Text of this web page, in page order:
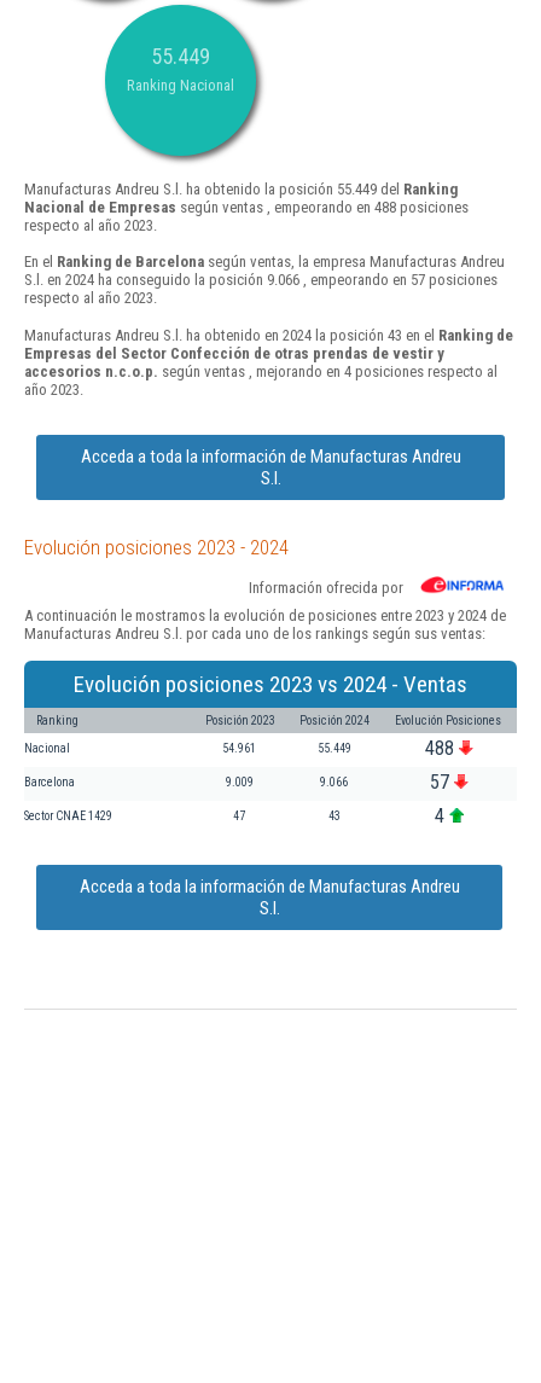
55.449
Ranking Nacional
Manufacturas Andreu S.l. ha obtenido la posición 55.449 del Ranking
Nacional de Empresas según ventas , empeorando en 488 posiciones
respecto al año 2023.
En el Ranking de Barcelona según ventas, la empresa Manufacturas Andreu
S.l. en 2024 ha conseguido la posición 9.066 , empeorando en 57 posiciones
respecto al año 2023.
Manufacturas Andreu S.l. ha obtenido en 2024 la posición 43 en el Ranking de
Empresas del Sector Confección de otras prendas de vestir y
accesorios n.c.o.p. según ventas , mejorando en 4 posiciones respecto al
año 2023.
Acceda a toda la información de Manufacturas Andreu
S.l.
Evolución posiciones 2023 - 2024
Información ofrecida por
A continuación le mostramos la evolución de posiciones entre 2023 y 2024 de
Manufacturas Andreu S.l. por cada uno de los rankings según sus ventas:
Evolución posiciones 2023 vs 2024 - Ventas
Ranking Posición 2023 Posición 2024 Evolución Posiciones
Nacional 54.961 55.449 488
Barcelona 9.009 9.066 57
Sector CNAE 1429 47 43 4
Acceda a toda la información de Manufacturas Andreu
S.l.